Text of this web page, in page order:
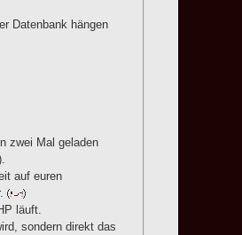
Datenbank hängen
zwei Mal geladen
auf euren
läuft.
sondern direkt das